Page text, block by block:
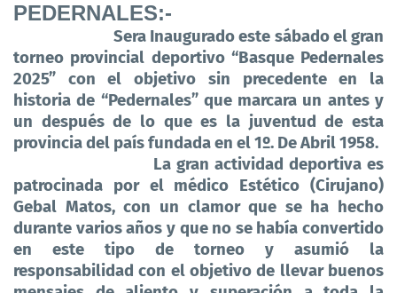
PEDERNALES:-
Sera Inaugurado este sábado el gran
torneo provincial deportivo “Basque Pedernales
2025” con el objetivo sin precedente en la
historia de “Pedernales” que marcara un antes y
un después de lo que es la juventud de esta
provincia del país fundada en el 1º. De Abril 1958.
La gran actividad deportiva es
patrocinada por el médico Estético (Cirujano)
Gebal Matos, con un clamor que se ha hecho
durante varios años y que no se había convertido
en este tipo de torneo y asumió la
responsabilidad con el objetivo de llevar buenos